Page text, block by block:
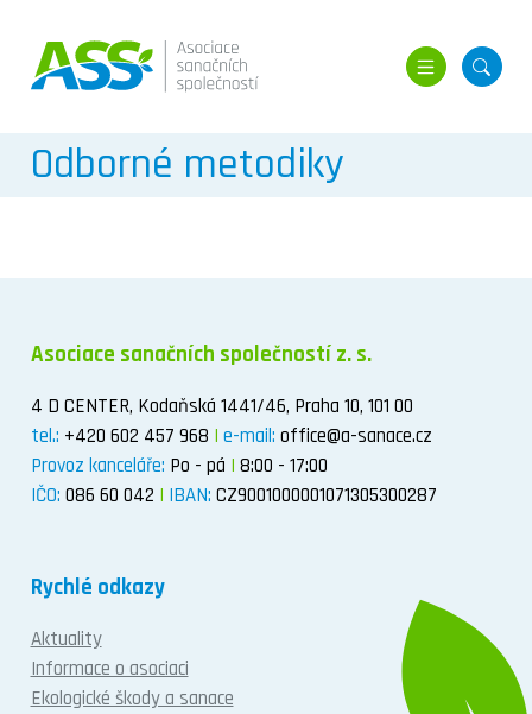
MENU
Odborné metodiky
Asociace sanačních společností z. s.
4 D CENTER, Kodaňská 1441/46, Praha 10, 101 00
tel.: +420 602 457 968 | e-mail: office@a-sanace.cz
Provoz kanceláře: Po - pá | 8:00 - 17:00
IČO: 086 60 042 | IBAN: CZ9001000001071305300287
Rychlé odkazy
Aktuality
Informace o asociaci
Ekologické škody a sanace